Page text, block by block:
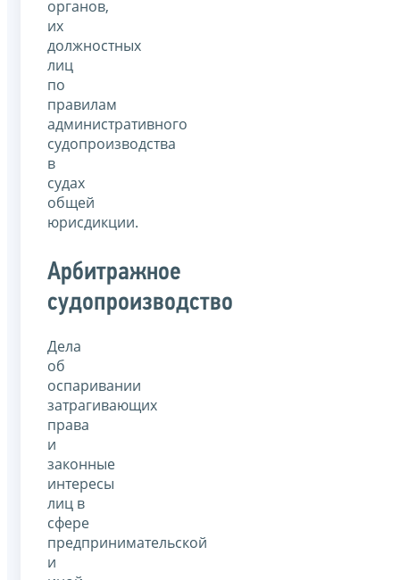
органов,
их
должностных
лиц
по
правилам
административного
судопроизводства
в
судах
общей
юрисдикции.
Арбитражное
судопроизводство
Дела
об
оспаривании
затрагивающих
права
и
законные
интересы
лиц в
сфере
предпринимательской
и